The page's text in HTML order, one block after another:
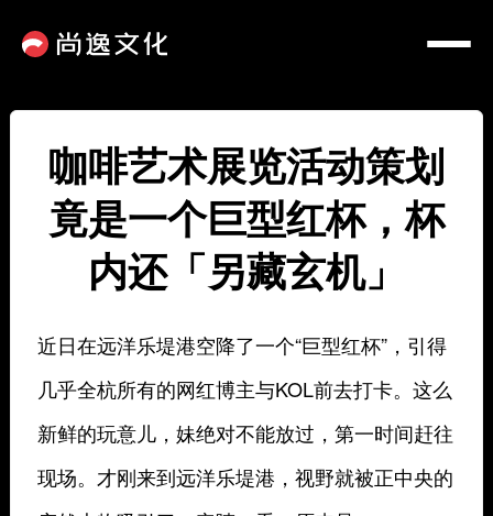
咖啡艺术展览活动策划
竟是一个巨型红杯，杯
内还「另藏玄机」
近日在远洋乐堤港空降了一个“巨型红杯”，引得
几乎全杭所有的网红博主与KOL前去打卡。这么
新鲜的玩意儿，妹绝对不能放过，第一时间赶往
现场。才刚来到远洋乐堤港，视野就被正中央的